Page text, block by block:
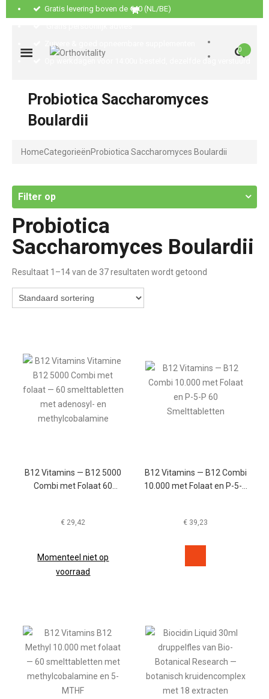
Gratis levering boven de €40 (NL/BE)
Zuivere & goed opneembare supplementen
0
Probiotica Saccharomyces
Boulardii
HomeCategorieënProbiotica Saccharomyces Boulardii
Filter op
Probiotica
Saccharomyces Boulardii
Resultaat 1–14 van de 37 resultaten wordt getoond
B12 Vitamins — B12 5000
Combi met Folaat 60
€ 29,42
Momenteel niet op
voorraad
B12 Vitamins — B12 Combi
10.000 met Folaat en P-5-P
€ 39,23